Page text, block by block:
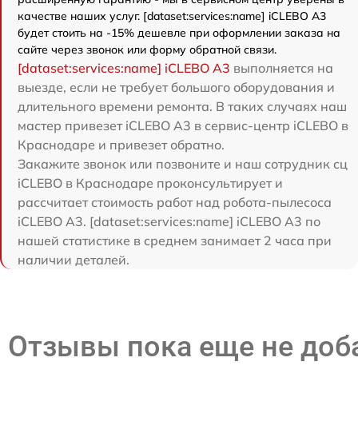
качестве наших услуг. [dataset:services:name] iCLEBO A3
будет стоить на -15% дешевле при оформлении заказа на
сайте через звонок или форму обратной связи.
[dataset:services:name] iCLEBO A3 выполняется на
выезде, если не требует большого оборудования и
длительного времени ремонта. В таких случаях наш
мастер привезет iCLEBO A3 в сервис-центр iCLEBO в
Краснодаре и привезет обратно.
Закажите звонок или позвоните и наш сотрудник сц
iCLEBO в Краснодаре проконсультирует и
рассчитает стоимость работ над робота-пылесоса
iCLEBO A3. [dataset:services:name] iCLEBO A3 по
нашей статистике в среднем занимает 2 часа при
наличии деталей.
Отзывы пока еще не